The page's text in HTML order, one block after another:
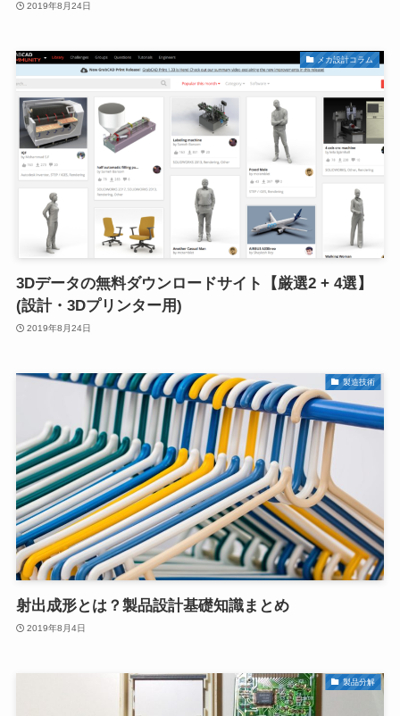
2019年8月24日
メカ設計コラム
3Dデータの無料ダウンロードサイト【厳選2 + 4選】
(設計・3Dプリンター用)
2019年8月24日
製造技術
射出成形とは？製品設計基礎知識まとめ
2019年8月4日
製品分解